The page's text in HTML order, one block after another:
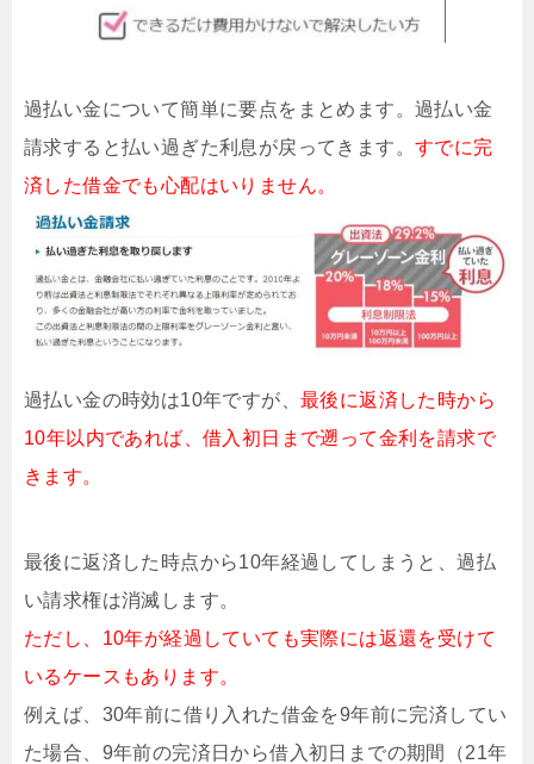
過払い金について簡単に要点をまとめます。過払い金
請求すると払い過ぎた利息が戻ってきます。 すでに完
済した借金でも心配はいりません。
過払い金の時効は10年ですが、 最後に返済した時から
10年以内であれば、借入初日まで遡って金利を請求で
きます。
最後に返済した時点から10年経過してしまうと、過払
い請求権は消滅します。
ただし、10年が経過していても実際には返還を受けて
いるケースもあります。
例えば、30年前に借り入れた借金を9年前に完済してい
た場合、9年前の完済日から借入初日までの期間（21年